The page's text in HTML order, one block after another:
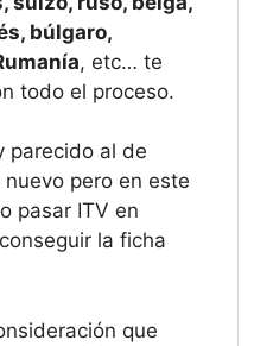
búlgaro,
, etc… te
todo el proceso.
parecido al de
pero en este
pasar ITV en
la ficha
que